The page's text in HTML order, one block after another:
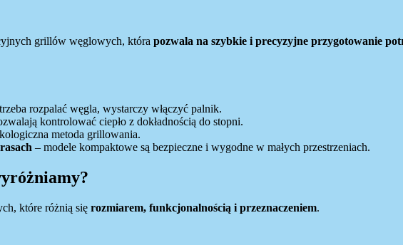
grillów węglowych, która pozwala na szybkie i precyzyjne przygotowanie
rozpalać węgla, wystarczy włączyć palnik.
kontrolować ciepło z dokładnością do stopni.
metoda grillowania.
– modele kompaktowe są bezpieczne i wygodne w małych przestrzeniach.
które różnią się rozmiarem, funkcjonalnością i przeznaczeniem.